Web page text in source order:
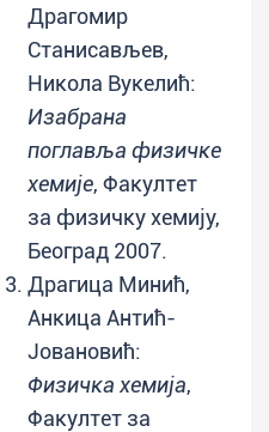
Дрaгомир
Станисављев,
Никола Вукелић:
Изабрана
поглавља физичке
хемије, Факултет
за физичку хемију,
Београд 2007.
Драгица Минић,
Анкица Антић-
Јовановић:
Физичка хемија,
Факултет за